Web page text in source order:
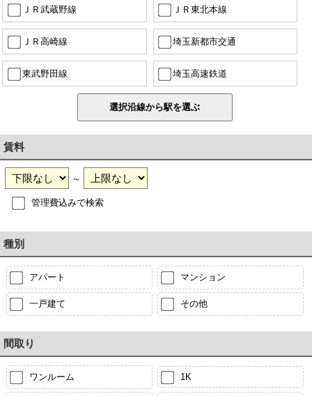
ＪＲ武蔵野線 ＪＲ東北本線
ＪＲ高崎線 埼玉新都市交通
東武野田線 埼玉高速鉄道
賃料
～
管理費込みで検索
種別
アパート マンション
一戸建て その他
間取り
ワンルーム 1K